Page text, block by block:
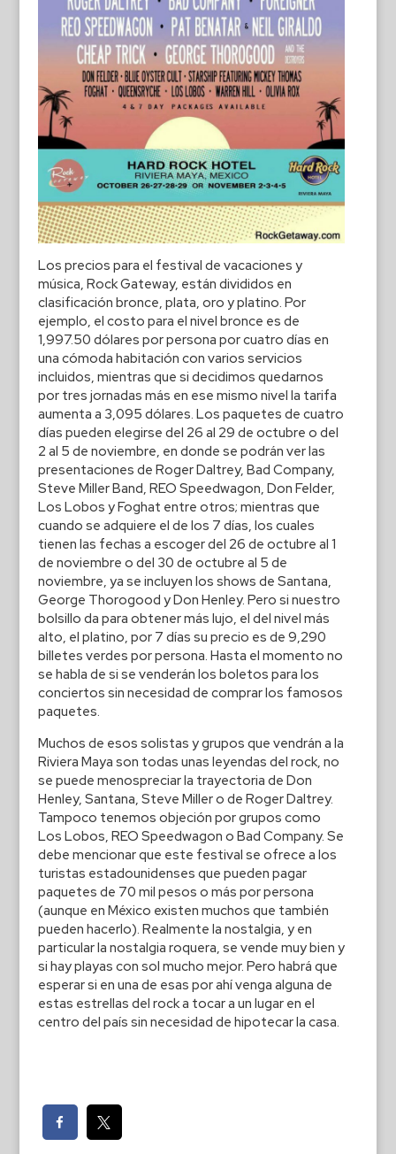
Los precios para el festival de vacaciones y
música, Rock Gateway, están divididos en
clasificación bronce, plata, oro y platino. Por
ejemplo, el costo para el nivel bronce es de
1,997.50 dólares por persona por cuatro días en
una cómoda habitación con varios servicios
incluidos, mientras que si decidimos quedarnos
por tres jornadas más en ese mismo nivel la tarifa
aumenta a 3,095 dólares. Los paquetes de cuatro
días pueden elegirse del 26 al 29 de octubre o del
2 al 5 de noviembre, en donde se podrán ver las
presentaciones de Roger Daltrey, Bad Company,
Steve Miller Band, REO Speedwagon, Don Felder,
Los Lobos y Foghat entre otros; mientras que
cuando se adquiere el de los 7 días, los cuales
tienen las fechas a escoger del 26 de octubre al 1
de noviembre o del 30 de octubre al 5 de
noviembre, ya se incluyen los shows de Santana,
George Thorogood y Don Henley. Pero si nuestro
bolsillo da para obtener más lujo, el del nivel más
alto, el platino, por 7 días su precio es de 9,290
billetes verdes por persona. Hasta el momento no
se habla de si se venderán los boletos para los
conciertos sin necesidad de comprar los famosos
paquetes.
Muchos de esos solistas y grupos que vendrán a la
Riviera Maya son todas unas leyendas del rock, no
se puede menospreciar la trayectoria de Don
Henley, Santana, Steve Miller o de Roger Daltrey.
Tampoco tenemos objeción por grupos como
Los Lobos, REO Speedwagon o Bad Company. Se
debe mencionar que este festival se ofrece a los
turistas estadounidenses que pueden pagar
paquetes de 70 mil pesos o más por persona
(aunque en México existen muchos que también
pueden hacerlo). Realmente la nostalgia, y en
particular la nostalgia roquera, se vende muy bien y
si hay playas con sol mucho mejor. Pero habrá que
esperar si en una de esas por ahí venga alguna de
estas estrellas del rock a tocar a un lugar en el
centro del país sin necesidad de hipotecar la casa.